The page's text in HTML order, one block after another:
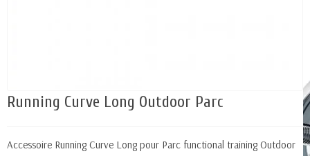
Running Curve Long Outdoor Parc
Accessoire Running Curve Long pour Parc functional training Outdoor